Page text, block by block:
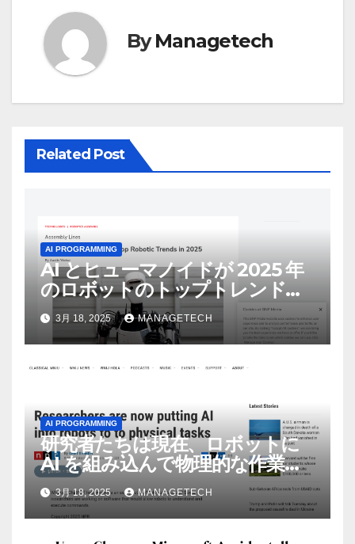
ゲ
ー
シ
ン
ByManagetech
Related Post
AI PROGRAMMING
AI とヒューマノイドが 2025 年
のロボットのトップトレンドに |
ASSEMBLY
3月 18, 2025 MANAGETECH
AI PROGRAMMING
研究者たちは現在、ロボットに
AI を組み込んで物理的な作業を
実行させている | ノーザン パブ
リック ラジオ: WNIJ および
WNIU
3月 18, 2025 MANAGETECH